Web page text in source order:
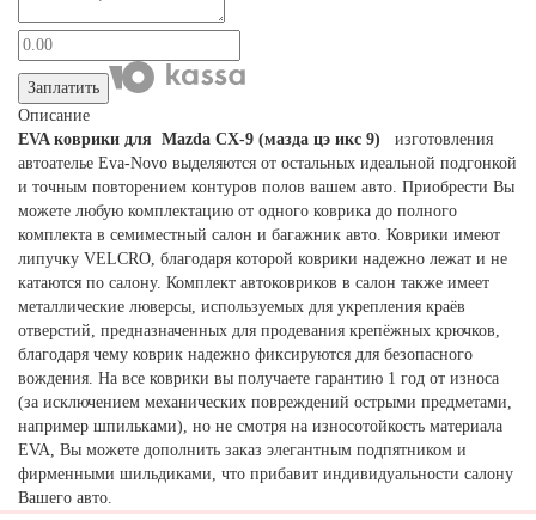
Заплатить
Описание
EVA коврики для Mazda CX-9 (мазда цэ икс 9) изготовления
автоателье Eva-Novo выделяются от остальных идеальной подгонкой
и точным повторением контуров полов вашем авто. Приобрести Вы
можете любую комплектацию от одного коврика до полного
комплекта в семиместный салон и багажник авто. Коврики имеют
липучку VELCRO, благодаря которой коврики надежно лежат и не
катаются по салону. Комплект автоковриков в салон также имеет
металлические люверсы, используемых для укрепления краёв
отверстий, предназначенных для продевания крепёжных крючков,
благодаря чему коврик надежно фиксируются для безопасного
вождения. На все коврики вы получаете гарантию 1 год от износа
(за исключением механических повреждений острыми предметами,
например шпильками), но не смотря на износотойкость материала
EVA, Вы можете дополнить заказ элегантным подпятником и
фирменными шильдиками, что прибавит индивидуальности салону
Вашего авто.